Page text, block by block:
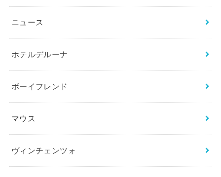
ニュース
ホテルデルーナ
ボーイフレンド
マウス
ヴィンチェンツォ